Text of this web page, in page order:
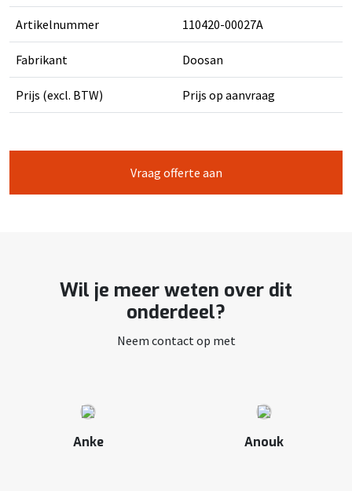
Artikelnummer 110420-00027A
Fabrikant Doosan
Prijs (excl. BTW) Prijs op aanvraag
Vraag offerte aan
Wil je meer weten over dit
onderdeel?
Neem contact op met
Anke Anouk